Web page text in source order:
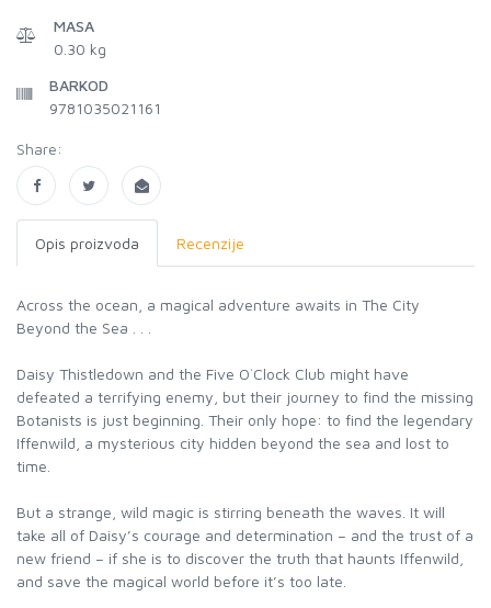
MASA
0.30 kg
BARKOD
9781035021161
Share:
Opis proizvoda Recenzije
Across the ocean, a magical adventure awaits in The City
Beyond the Sea . . .
Daisy Thistledown and the Five O`Clock Club might have
defeated a terrifying enemy, but their journey to find the missing
Botanists is just beginning. Their only hope: to find the legendary
Iffenwild, a mysterious city hidden beyond the sea and lost to
time.
But a strange, wild magic is stirring beneath the waves. It will
take all of Daisy’s courage and determination – and the trust of a
new friend – if she is to discover the truth that haunts Iffenwild,
and save the magical world before it’s too late.